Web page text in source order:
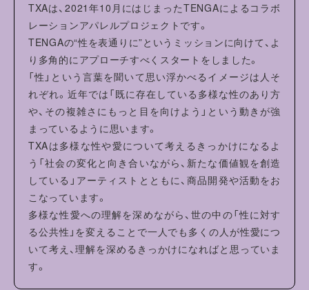
・形を整えて干してください。洗濯により収縮やねじれ、型
崩れすることがあります。
・プリント部分には当て布をしてアイロンをかけてくださ
い。
TXAは、2021年10月にはじまったTENGAによるコラボ
レーションアパレルプロジェクトです。
TENGAの“性を表通りに”というミッションに向けて、よ
り多角的にアプローチすべくスタートをしました。
「性」という言葉を聞いて思い浮かべるイメージは人そ
れぞれ。近年では「既に存在している多様な性のあり方
や、その複雑さにもっと目を向けよう」という動きが強
まっているように思います。
TXAは多様な性や愛について考えるきっかけになるよ
う「社会の変化と向き合いながら、新たな価値観を創造
している」アーティストとともに、商品開発や活動をお
こなっています。
多様な性愛への理解を深めながら、世の中の「性に対す
る公共性」を変えることで一人でも多くの人が性愛につ
いて考え、理解を深めるきっかけになればと思っていま
す。